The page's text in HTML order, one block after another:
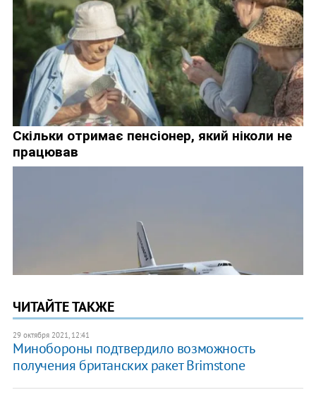
ЧИТАЙТЕ ТАКЖЕ
29 октября 2021, 12:41
Минобороны подтвердило возможность
получения британских ракет Brimstone